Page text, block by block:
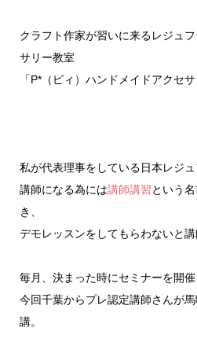
クラフト作家が習いに来るレジュ
サリー教室
「P*（ピィ）ハンドメイドアクセ
私が代表理事をしている日本レジュ
講師になる為には講師講習という
き、
デモレッスンをしてもらわないと講
毎月、決まった時にセミナーを開催
今回千葉からプレ認定講師さんが
講。